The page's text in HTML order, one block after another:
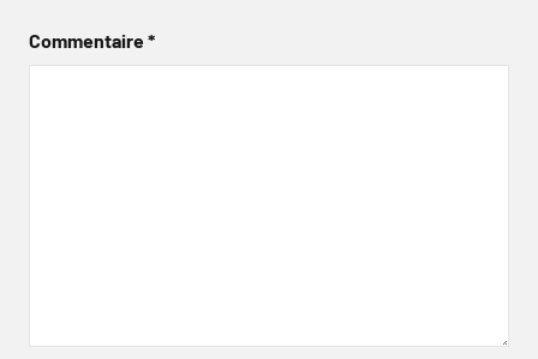
Commentaire*